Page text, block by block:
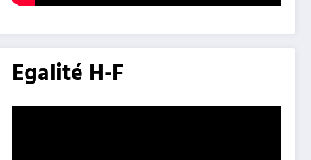
Egalité H-F